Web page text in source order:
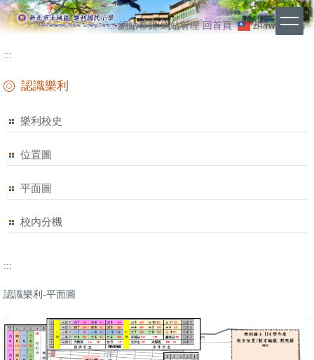
跳
到
要
容
上
::: 網站導覽 網站管理 回首頁 ZH-TW EN
:::
認識樂利
樂利校史
位置圖
平面圖
校內分機
:::
認識樂利-平面圖